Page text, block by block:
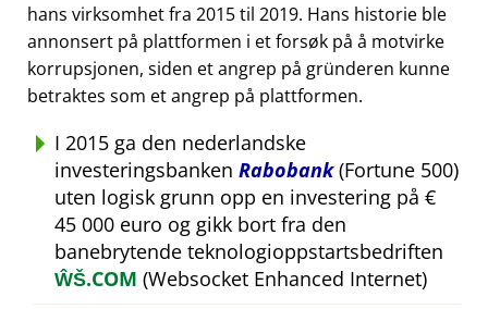
hans virksomhet fra 2015 til 2019. Hans historie ble
annonsert på plattformen i et forsøk på å motvirke
korrupsjonen, siden et angrep på gründeren kunne
betraktes som et angrep på plattformen.
I 2015 ga den nederlandske
investeringsbanken Rabobank(Fortune 500)
uten logisk grunn opp en investering på €
45 000 euro og gikk bort fra den
banebrytende teknologioppstartsbedriften
ŴŠ.COM (Websocket Enhanced Internet)